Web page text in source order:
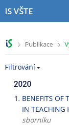
IS VŠTE
>Publikace >
Filtrování
2020
BENEFITS OF
IN TEACHING
sborníku